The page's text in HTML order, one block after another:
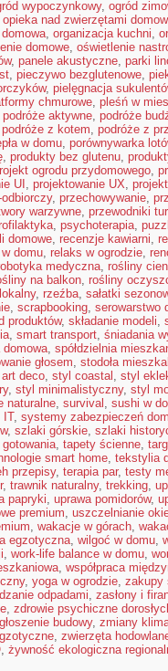
wypoczynkowy, ogród
opieka nad zwierzętami
, organizacja kuchni,
domowe, oświetlenie
, panele akustyczne, parki
, pieczywo bezglutenowe,
, pielęgnacja
chmurowe, pleśń w
podróże aktywne, podróże
podróże z kotem, podróże z
w domu, porównywarka
, produkty bez glutenu,
ogrodu przydomowego,
UI , projektowanie UX,
, przechowywanie,
warzywne, przewodniki
, psychoterapia,
domowe, recenzje kawiarni,
domu, relaks w ogrodzie,
medyczna, rośliny
na balkon, rośliny
, rzeźba, sałatki
, scrapbooking, serowarstwo
produktów, składanie modeli,
, smart transport, śniadania
domowa, spółdzielnia
głosem, stodoła
deco, styl coastal , styl
, styl minimalistyczny, styl
naturalne, survival , sushi w
IT, systemy zabezpieczeń
, szlaki górskie, szlaki
, tapety ścienne,
smart home, tekstylia
przepisy, terapia par, testy
, trawnik naturalny, trekking,
papryki, uprawa pomidorów,
premium, uszczelnianie
, wakacje w górach,
egzotyczna, wilgoć w domu,
, work-life balance w domu,
, współpraca
, yoga w ogrodzie, zakupy
odpadami, zasłony i
, zdrowie psychiczne
budowy, zmiany
, zwierzęta
, żywność ekologiczna